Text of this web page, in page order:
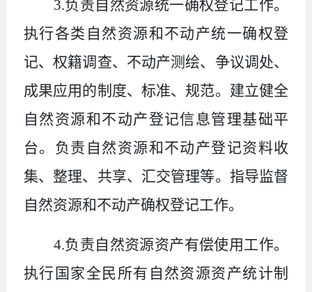
3.负责自然资源统一确权登记工作。
执行各类自然资源和不动产统一确权登
记、权籍调查、不动产测绘、争议调处、
成果应用的制度、标准、规范。建立健全
自然资源和不动产登记信息管理基础平
台。负责自然资源和不动产登记资料收
集、整理、共享、汇交管理等。指导监督
自然资源和不动产确权登记工作。
4.负责自然资源资产有偿使用工作。
执行国家全民所有自然资源资产统计制